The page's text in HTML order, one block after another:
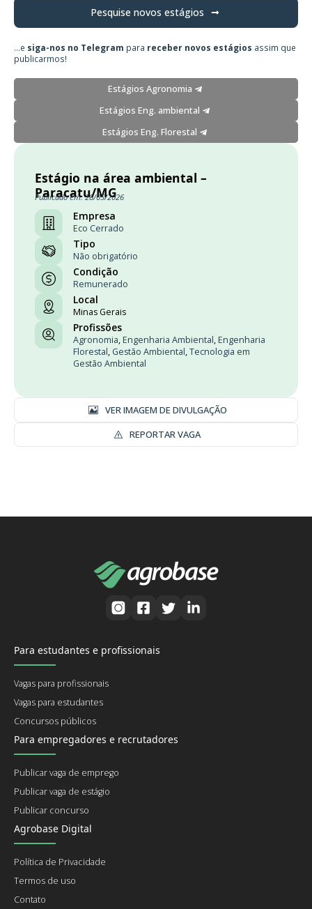
Pesquise novos estágios
...e siga-nos no Telegram para receber novos estágios assim que
publicarmos!
Estágios Agronomia
Estágios Eng. ambiental
Estágios Eng. Florestal
Estágio na área ambiental –
Paracatu/MG
Publicado em: 28/05/2026
Empresa
Eco Cerrado
Tipo
Não obrigatório
Condição
Remunerado
Local
Minas Gerais
Profissões
Agronomia, Engenharia Ambiental, Engenharia
Florestal, Gestão Ambiental,Tecnologia em
Gestão Ambiental
VER IMAGEM DE DIVULGAÇÃO
REPORTAR VAGA
Para estudantes e profissionais
Vagas para profissionais
Vagas para estudantes
Concursos públicos
Para empregadores e recrutadores
Publicar vaga de emprego
Publicar vaga de estágio
Publicar concurso
Agrobase Digital
Política de Privacidade
Termos de uso
Contato